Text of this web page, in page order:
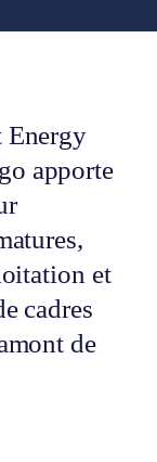
Energy
apporte
et
cadres
de